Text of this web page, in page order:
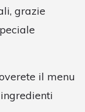
grazie
il menu